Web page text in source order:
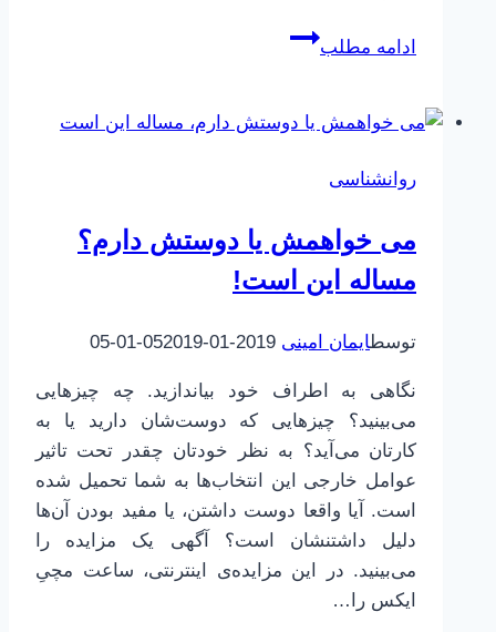
ادامه مطلب
حسادت
عاطفی
روانشناسی
می خواهمش یا دوستش دارم؟
مساله این است!
توسطایمان امینی 2019-01-05
2019-01-05
نگاهی به اطراف خود بیاندازید. چه چیزهایی
می‌بینید؟ چیزهایی که دوست‌شان دارید یا به
کارتان می‌آید؟ به نظر خودتان چقدر تحت تاثیر
عوامل خارجی این انتخاب‌ها به شما تحمیل شده
است. آیا واقعا دوست داشتن، یا مفید بودن آن‌ها
دلیل داشتنشان است؟ آگهی یک مزایده را
می‌بینید. در این مزایده‌ی اینترنتی، ساعت مچیِ
ایکس را…